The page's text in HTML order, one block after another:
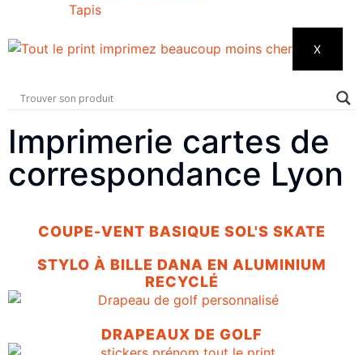
Tapis
X
Imprimerie cartes de
correspondance Lyon
COUPE-VENT BASIQUE SOL'S SKATE
STYLO À BILLE DANA EN ALUMINIUM
RECYCLÉ
DRAPEAUX DE GOLF